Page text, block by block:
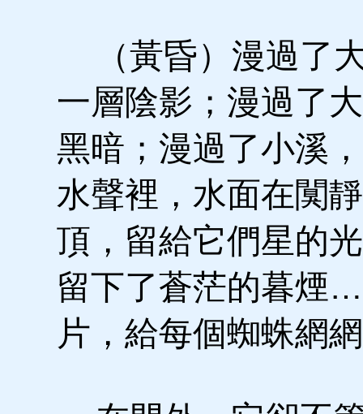
（黃昏）漫過了
一層陰影；漫過了
黑暗；漫過了小溪
水聲裡，水面在闃
頂，留給它們星的
留下了蒼茫的暮煙
片，給每個蜘蛛網